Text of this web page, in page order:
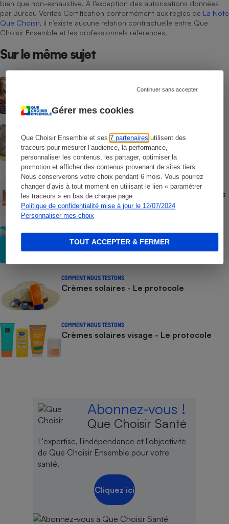
Gérer mes cookies
Que Choisir Ensemble et ses7 partenaires utilisent des
traceurs pour mesurer l’audience, la performance,
personnaliser les contenus, les partager, optimiser la
promotion et afficher des contenus provenant de sites tiers.
Nous conserverons votre choix pendant 6 mois. Vous pourrez
changer d’avis à tout moment en utilisant le lien « paramétrer
les traceurs » en bas de chaque page.
Politique de confidentialité mise à jour le 12/07/2024
Personnaliser mes choix
Continuer sans accepter
TOUT ACCEPTER & FERMER
bien que non-exhaustive. À l’exception des autorisations données
par Bureau Veritas Certification conformément aux règles de La Note
Que Choisir, il n’existe aucune relation contractuelle entre Que
Choisir Ensemble et les professionnels référencés.
Sur le même sujet
Les moustiques vont-ils s’habituer au
Test des crèmes solaires vendues sur
Temu, Shein et AliExpress - 9 sur 10
dangereuses pour la santé des
consommateurs
ACTUALITÉ
Crèmes solaires - Le bilan désastreux des
plateformes chinoises
Crèmes solaires - Les logos à la loupe
COMMENT NOUS TESTONS
Crèmes solaires - Le protocole
COMMENT NOUS TESTONS
Crèmes solaires visage - Le protocole
Abonnez-vous !
Que Choisir Santé
L'expertise, l'indépendance et l'objectivité
de Que Choisir Ensemble pour votre
santé.
Cliquez ici